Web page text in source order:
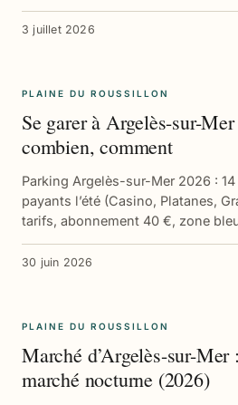
3 juillet 2026
PLAINE DU ROUSSILLON
Se garer à Argelès-sur-
combien, comment
Parking Argelès-sur-Mer 2026 :
payants l’été (Casino, Platanes,
tarifs, abonnement 40 €, zone
30 juin 2026
PLAINE DU ROUSSILLON
Marché d’Argelès-sur-
marché nocturne (2026)